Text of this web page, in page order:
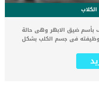
الكلاب
بأسم ضيق الابهر وهى حالة
فى جسم الكلب بشكل
التدفق البطيني هذه الضيق
القدرة على ضخ الدم